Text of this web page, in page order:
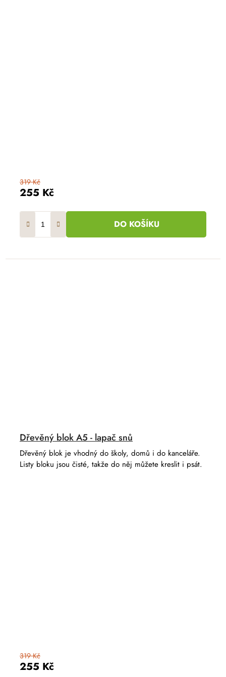
255 Kč
319 Kč
DO KOŠÍKU
Dřevěný blok A5 - lapač snů
255 Kč
319 Kč
Dřevěný blok je vhodný do školy, domů i do kanceláře.
Listy bloku jsou čisté, takže do něj můžete kreslit i psát.